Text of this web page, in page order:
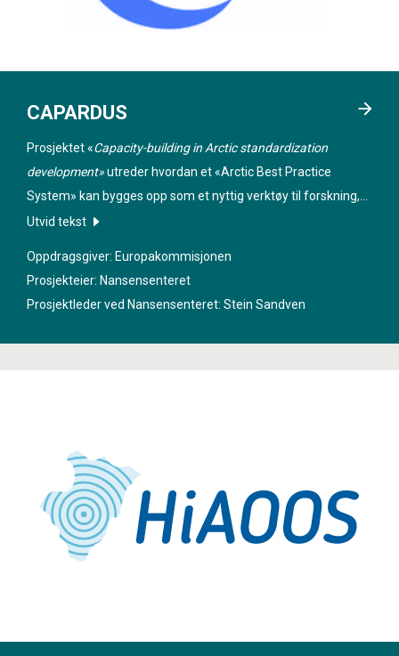
CAPARDUS
Prosjektet «Capacity-building in Arctic standardization
development»utreder hvordan et «Arctic Best Practice
System» kan bygges opp som et nyttig verktøy til forskning,
næringsaktivitet og planlegging i Arktis. , Prosjektet kartlegger
av lokalbefolkning i områder som Svalbard, Grønland,
Russland og Alaska. Temaene som inngår er data innsamling
og data deling, ressursutnyttelse, shipping, turisme, sikkerhet
Utvid tekst
Oppdragsgiver: Europakommisjonen
Prosjekteier: Nansensenteret
Prosjektleder ved Nansensenteret: Stein Sandven